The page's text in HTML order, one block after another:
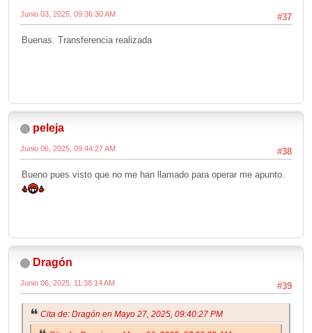
#37
Junio 03, 2025, 09:36:30 AM
Buenas. Transferencia realizada
peleja
#38
Junio 06, 2025, 09:44:27 AM
Bueno pues visto que no me han llamado para operar me apunto.
Dragón
#39
Junio 06, 2025, 11:38:14 AM
Cita de: Dragón en Mayo 27, 2025, 09:40:27 PM